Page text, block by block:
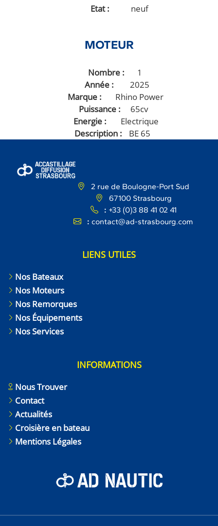
Etat neuf
MOTEUR
Nombre
1
Année
2025
Marque
Rhino Power
Puissance
65cv
Energie
Electrique
Description
BE 65
2 rue de Boulogne-Port Sud
67100 Strasbourg
: +33 (0)3 88 41 02 41
: contact@ad-strasbourg.com
LIENS UTILES
Nos Bateaux
Nos Moteurs
Nos Remorques
Nos Équipements
Nos Services
INFORMATIONS
Nous Trouver
Contact
Actualités
Croisière en bateau
Mentions Légales